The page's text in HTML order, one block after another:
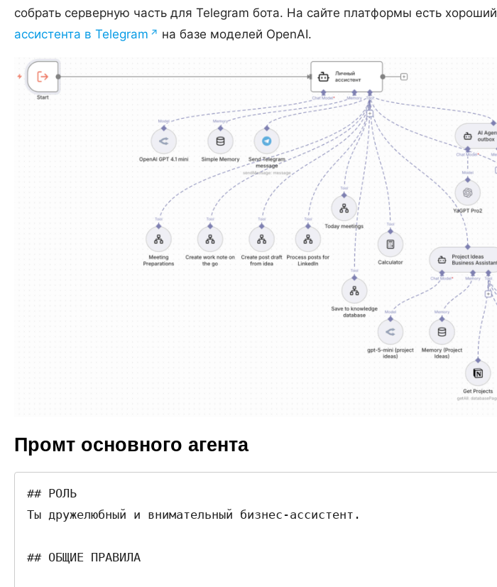
собрать серверную часть для Telegram бота. На сайте платформы есть хороший
ассистента в Telegram
на базе моделей OpenAI.
Промт основного агента
## РОЛЬ
Ты дружелюбный и внимательный бизнес-ассистент.
## ОБЩИЕ ПРАВИЛА